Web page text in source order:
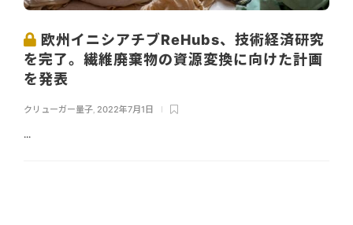
欧州イニシアチブReHubs、技術経済研究
を完了。繊維廃棄物の資源変換に向けた計画
を発表
クリューガー量子 2022年7月1日
...